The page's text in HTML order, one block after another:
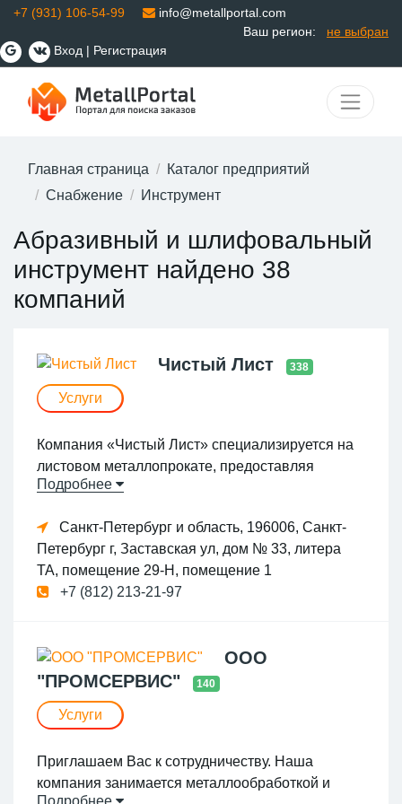
+7 (931) 106-54-99
info@metallportal.com
Ваш регион:
не выбран
Вход | Регистрация
Главная страница
Каталог предприятий
Снабжение
Инструмент
Абразивный и шлифовальный
инструмент найдено 38
компаний
Чистый Лист 338
Услуги
Компания «Чистый Лист» специализируется на
листовом металлопрокате, предоставляя
следующие виды услуг: поставки листов
комбинатов; резку листов нестандартного кроя
из рулонов на собственном оборудовании;
металлообработка.
- Особо высокая плоскостность - Защитная
упаковка предотвращает возможные
повреждения продукции - Min разница
диагоналей - Режем лист в размер
Техническая поддержка со стороны опытного
менеджера, способного грамотно ответить на
Подробнее
Санкт-Петербург и область, 196006, Санкт-
Петербург г, Заставская ул, дом № 33, литера
ТА, помещение 29-Н, помещение 1
+7 (812) 213-21-97
ООО
"ПРОМСЕРВИС"
140
Услуги
Приглашаем Вас к сотрудничеству. Наша
компания занимается металлообработкой и
Подробнее